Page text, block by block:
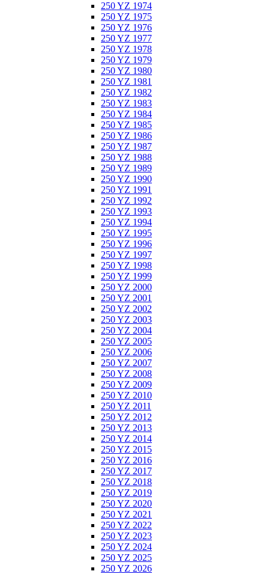
250 YZ 1974
250 YZ 1975
250 YZ 1976
250 YZ 1977
250 YZ 1978
250 YZ 1979
250 YZ 1980
250 YZ 1981
250 YZ 1982
250 YZ 1983
250 YZ 1984
250 YZ 1985
250 YZ 1986
250 YZ 1987
250 YZ 1988
250 YZ 1989
250 YZ 1990
250 YZ 1991
250 YZ 1992
250 YZ 1993
250 YZ 1994
250 YZ 1995
250 YZ 1996
250 YZ 1997
250 YZ 1998
250 YZ 1999
250 YZ 2000
250 YZ 2001
250 YZ 2002
250 YZ 2003
250 YZ 2004
250 YZ 2005
250 YZ 2006
250 YZ 2007
250 YZ 2008
250 YZ 2009
250 YZ 2010
250 YZ 2011
250 YZ 2012
250 YZ 2013
250 YZ 2014
250 YZ 2015
250 YZ 2016
250 YZ 2017
250 YZ 2018
250 YZ 2019
250 YZ 2020
250 YZ 2021
250 YZ 2022
250 YZ 2023
250 YZ 2024
250 YZ 2025
250 YZ 2026